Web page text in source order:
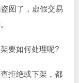
图了，虚假交易
要如何处理呢?
拒绝或下架，都